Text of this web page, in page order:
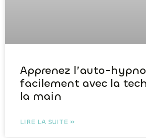
Apprenez l’auto-
facilement avec la
la main
LIRE LA SUITE »